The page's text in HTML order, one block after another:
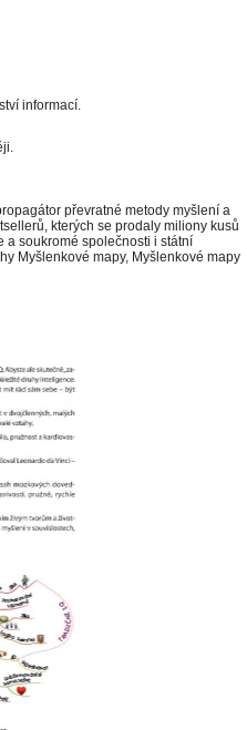
informací.
převratné metody myšlení a
kterých se prodaly miliony kusů
a soukromé společnosti i státní
Myšlenkové mapy, Myšlenkové mapy